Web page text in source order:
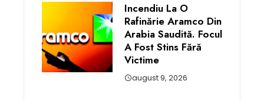
Incendiu La O
Rafinărie Aramco Din
Arabia Saudită. Focul
A Fost Stins Fără
Victime
august 9, 2026